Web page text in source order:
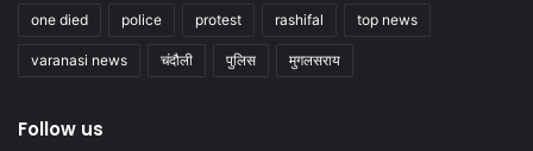
one died police protest rashifal top news
varanasi news चंदौली पुलिस मुगलसराय
Follow us